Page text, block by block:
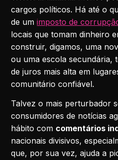
cargos políticos. Há até o
de umimposto de
locais que tomam dinheiro
construir, digamos, uma
ou uma escola secundária,
de juros mais alta em
comunitário confiável.
Talvez o mais perturbador
consumidores de notícias
hábito com comentários
nacionais divisivos,
que, por sua vez, ajuda a